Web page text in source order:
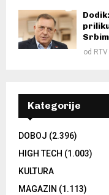
od
Kategorije
DOBOJ (2.396)
HIGH TECH (1.003)
KULTURA
MAGAZIN (1.113)